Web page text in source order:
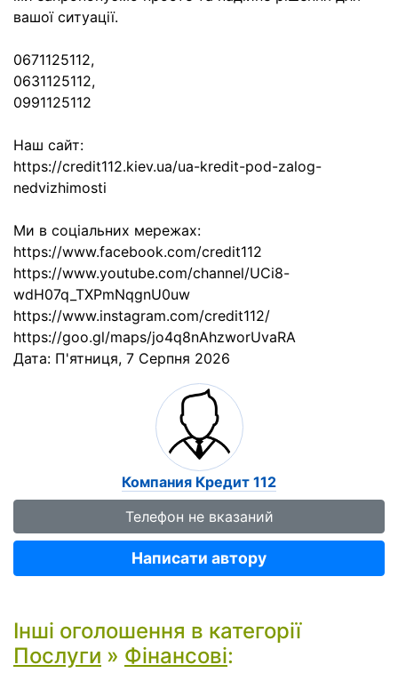
вашої ситуації.
0671125112,
0631125112,
0991125112
Наш сайт:
https://credit112.kiev.ua/ua-kredit-pod-zalog-
nedvizhimosti
Ми в соціальних мережах:
https://www.facebook.com/credit112
https://www.youtube.com/channel/UCi8-
wdH07q_TXPmNqgnU0uw
https://www.instagram.com/credit112/
https://goo.gl/maps/jo4q8nAhzworUvaRA
Дата: П'ятниця, 7 Серпня 2026
Компания Кредит 112
Телефон не вказаний
Написати автору
Інші оголошення в категорії
Послуги » Фінансові: